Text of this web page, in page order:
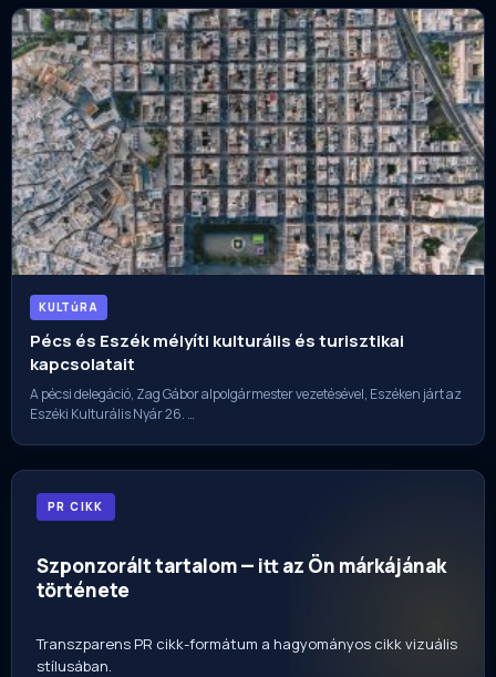
KULTúRA
Pécs és Eszék mélyíti kulturális és turisztikai
kapcsolatait
A pécsi delegáció, Zag Gábor alpolgármester vezetésével, Eszéken járt az
Eszéki Kulturális Nyár 26. …
PR CIKK
Szponzorált tartalom — itt az Ön márkájának
története
Transzparens PR cikk-formátum a hagyományos cikk vizuális
stílusában.